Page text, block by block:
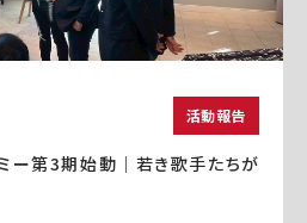
活動報告
ー第3期始動｜若き歌手たちが